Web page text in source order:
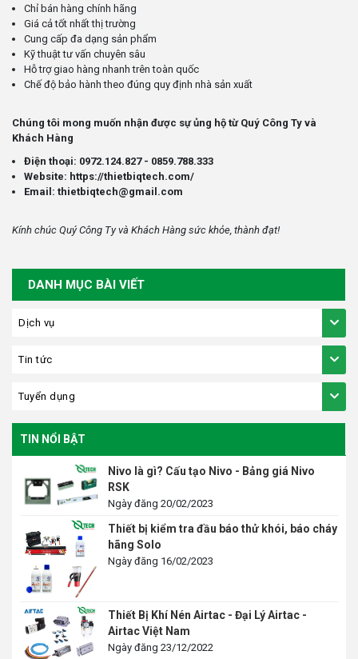
Chỉ bán hàng chính hãng
Giá cả tốt nhất thị trường
Cung cấp đa dạng sản phẩm
Kỹ thuật tư vấn chuyên sâu
Hỗ trợ giao hàng nhanh trên toàn quốc
Chế độ bảo hành theo đúng quy định nhà sản xuất
Chúng tôi mong muốn nhận được sự ủng hộ từ Quý Công Ty và
Khách Hàng
Điện thoại: 0972.124.827 - 0859.788.333
Website: https://thietbiqtech.com/
Email: thietbiqtech@gmail.com
Kính chúc Quý Công Ty và Khách Hàng sức khỏe, thành đạt!
DANH MỤC BÀI VIẾT
Dịch vụ
Tin tức
Tuyển dụng
TIN NỔI BẬT
Nivo là gì? Cấu tạo Nivo - Bảng giá Nivo
RSK
Ngày đăng 20/02/2023
Thiết bị kiểm tra đầu báo thử khói, báo cháy
hãng Solo
Ngày đăng 16/02/2023
Thiết Bị Khí Nén Airtac - Đại Lý Airtac -
Airtac Việt Nam
Ngày đăng 23/12/2022